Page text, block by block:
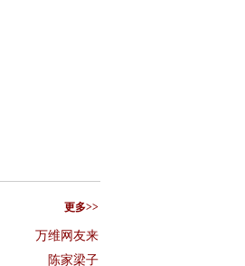
更多>>
万维网友来
陈家梁子